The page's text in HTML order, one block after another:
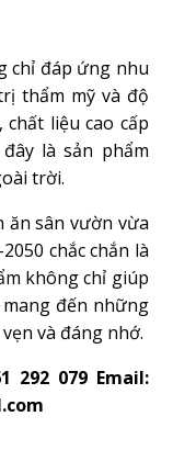
chỉ đáp ứng nhu
thẩm mỹ và độ
liệu cao cấp
là sản phẩm
trời.
ăn sân vườn vừa
chắc chắn là
không chỉ giúp
đến những
và đáng nhớ.
292 079 Email: